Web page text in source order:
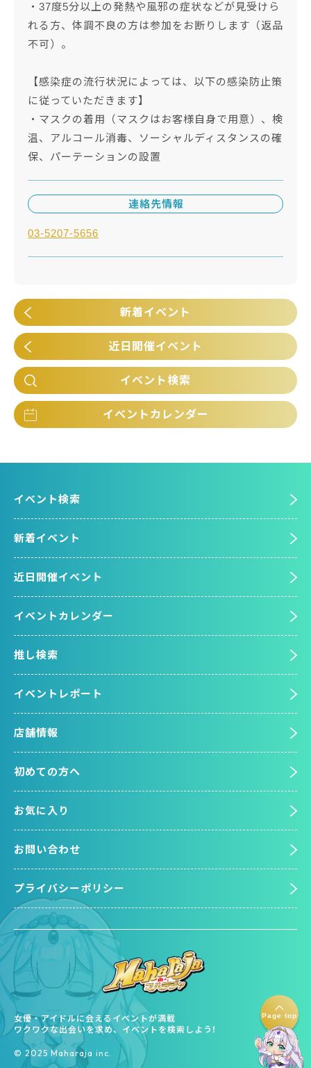
Page top
・37度5分以上の発熱や風邪の症状などが見受けら
れる方、体調不良の方は参加をお断りします（返品
不可）。
【感染症の流行状況によっては、以下の感染防止策
に従っていただきます】
・マスクの着用（マスクはお客様自身で用意）、検
温、アルコール消毒、ソーシャルディスタンスの確
保、パーテーションの設置
連絡先情報
03-5207-5656
新着イベント
近日開催イベント
イベント検索
イベントカレンダー
女優・アイドルに会えるイベントが満載
ワクワクな出会いを求め、イベントを検索しよう!
©︎ 2025 Maharaja inc.
イベント検索
新着イベント
近日開催イベント
イベントカレンダー
推し検索
イベントレポート
店舗情報
初めての方へ
お気に入り
お問い合わせ
プライバシーポリシー